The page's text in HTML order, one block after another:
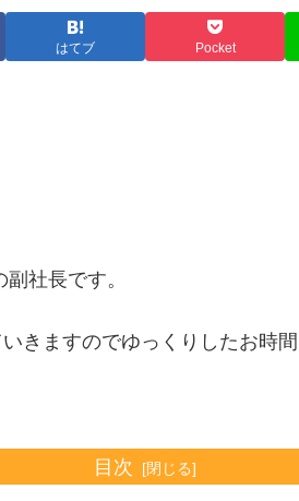
はてブ Pocket
社長です。
きますのでゆっくりしたお時
目次